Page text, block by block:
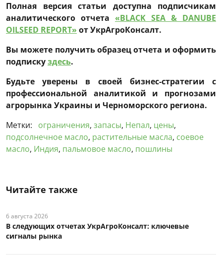
Полная версия статьи доступна подписчикам
аналитического отчета «BLACK SEA & DANUBE
OILSEED REPORT» от УкрАгроКонсалт.
Вы можете получить образец отчета и оформить
подпискуздесь.
Будьте уверены в своей бизнес-стратегии с
профессиональной аналитикой и прогнозами
агрорынка Украины и Черноморского региона.
Метки:
ограничения, запасы, Непал, цены,
подсолнечное масло, растительные масла, соевое
масло, Индия, пальмовое масло, пошлины
Читайте также
6 августа 2026
В следующих отчетах УкрАгроКонсалт: ключевые
сигналы рынка